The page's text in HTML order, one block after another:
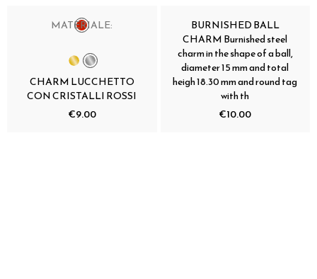
MATERIALE:
CHARM LUCCHETTO
CON CRISTALLI ROSSI
€9.00
BURNISHED BALL
CHARM Burnished steel
charm in the shape of a ball,
diameter 15 mm and total
heigh 18.30 mm and round tag
with th
€10.00